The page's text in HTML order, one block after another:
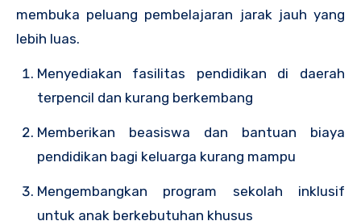
membuka peluang pembelajaran jarak jauh yang
lebih luas.
Menyediakan fasilitas pendidikan di daerah
terpencil dan kurang berkembang
Memberikan beasiswa dan bantuan biaya
pendidikan bagi keluarga kurang mampu
Mengembangkan program sekolah inklusif
untuk anak berkebutuhan khusus